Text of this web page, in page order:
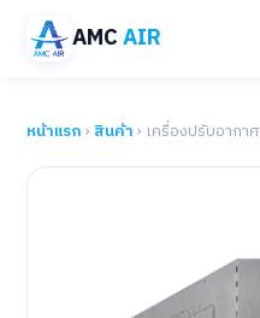
AMCAIR
หน้าแรก› สินค้า› เครื่องปรับอากาศ